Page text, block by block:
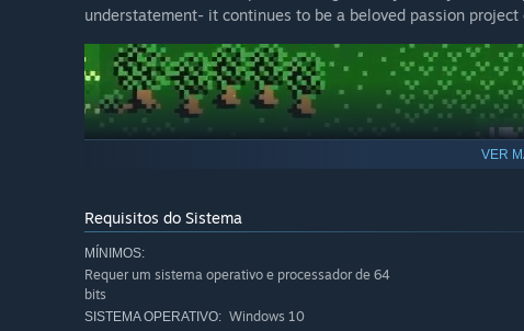
understatement- it continues to be a beloved passion project
Hero's Spirit
music. It has multiple unlockable game modes, including an
VER
Requisitos do Sistema
MÍNIMOS:
Requer um sistema operativo e processador de 64
bits
SISTEMA OPERATIVO: Windows 10